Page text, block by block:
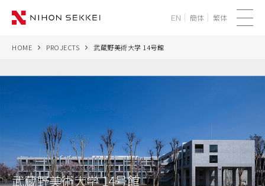
ー
THINK
NEWS
EN 簡体 繁体
HOME PROJECTS 武蔵野美術大学 14号館
武蔵野美術大学 14号館